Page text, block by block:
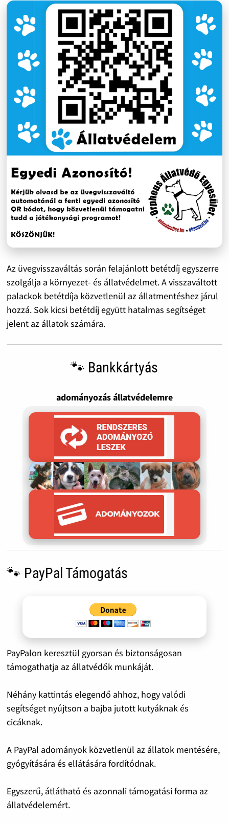
Az üvegvisszaváltás során felajánlott betétdíj egyszerre
szolgálja a környezet- és állatvédelmet. A visszaváltott
palackok betétdíja közvetlenül az állatmentéshez járul
hozzá. Sok kicsi betétdíj együtt hatalmas segítséget
jelent az állatok számára.
🐾 Bankkártyás
adományozás állatvédelemre
🐾 PayPal Támogatás
PayPalon keresztül gyorsan és biztonságosan
támogathatja az állatvédők munkáját.
Néhány kattintás elegendő ahhoz, hogy valódi
segítséget nyújtson a bajba jutott kutyáknak és
cicáknak.
A PayPal adományok közvetlenül az állatok mentésére,
gyógyítására és ellátására fordítódnak.
Egyszerű, átlátható és azonnali támogatási forma az
állatvédelemért.